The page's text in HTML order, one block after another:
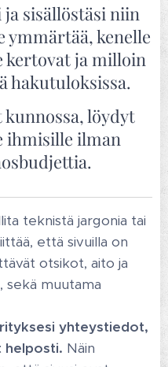
sisällöstäsi niin
ymmärtää, kenelle
kertovat ja milloin
hakutuloksissa.
löydyt
ihmisille ilman
teknistä jargonia tai
että sivuilla on
otsikot, aito ja
sekä muutama
yhteystiedot,
helposti. Näin